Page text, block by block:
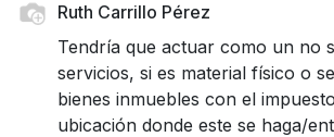
Ruth Carrillo Pérez
Tendría que actuar como un no
servicios, si es material físico o
bienes inmuebles con el
ubicación donde este se haga/